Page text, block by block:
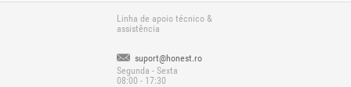
Linha de apoio técnico &
assistência
suport@honest.ro
Segunda - Sexta
08:00 - 17:30